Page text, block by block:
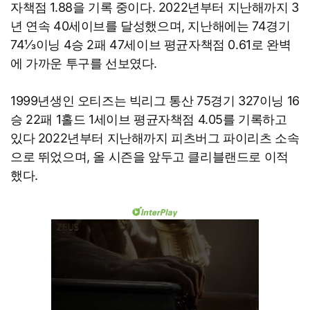
자책점 1.88을 기록 중이다. 2022년부터 지난해까지 3
년 연속 40세이브를 달성했으며, 지난해에는 74경기
74⅓이닝 4승 2패 47세이브 평균자책점 0.61로 완벽
에 가까운 투구를 선보였다.
1999년생인 오티즈는 빅리그 통산 75경기 327이닝 16
승 22패 1홀드 1세이브 평균자책점 4.05를 기록하고
있다 2022년부터 지난해까지 피츠버그 파이리츠 소속
으로 뛰었으며, 올 시즌을 앞두고 클리블랜드로 이적
했다.